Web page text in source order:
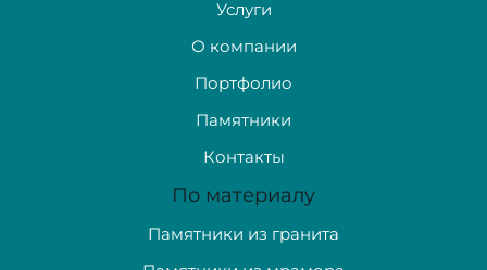
Услуги
О компании
Портфолио
Памятники
Контакты
По материалу
Памятники из гранита